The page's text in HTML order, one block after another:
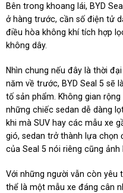
Bên trong khoang lái, BYD
ở hàng trước, cần số điện tử
điều hòa không khí tích hợp
không dây.
Nhìn chung nếu đây là thời
năm về trước, BYD Seal 5 sẽ
tố sản phẩm. Không gian
những chiếc sedan dễ dàng
khi mà SUV hay các mẫu xe
gió, sedan trở thành lựa chọn
của Seal 5 nói riêng cũng ảnh
Với những người vẫn còn yêu
thể là một mẫu xe đáng cân